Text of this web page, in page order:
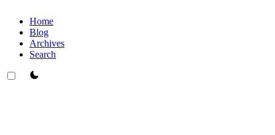
Home
Blog
Archives
Search
theme switcher